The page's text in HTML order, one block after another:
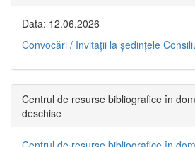
Data: 12.06.2026
Convocări / Invitaţii la şedinţele
Centrul de resurse bibliografice în
deschise